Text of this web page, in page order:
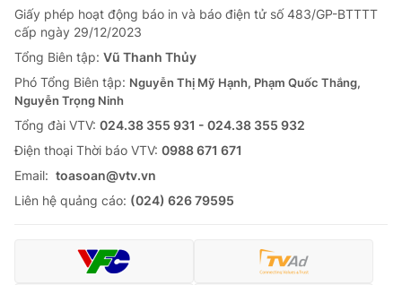
Giấy phép hoạt động báo in và báo điện tử số 483/GP-BTTTT
cấp ngày 29/12/2023
Tổng Biên tập: Vũ Thanh Thủy
Phó Tổng Biên tập: Nguyễn Thị Mỹ Hạnh, Phạm Quốc Thắng,
Nguyễn Trọng Ninh
Tổng đài VTV: 024.38 355 931 - 024.38 355 932
Ðiện thoại Thời báo VTV: 0988 671 671
Email: toasoan@vtv.vn
Liên hệ quảng cáo: (024) 626 79595